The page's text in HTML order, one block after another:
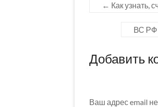
← Как узнать,
ВС РФ
Добавить
Ваш адрес email не